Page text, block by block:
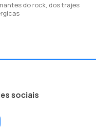
do rock, dos trajes
sociais